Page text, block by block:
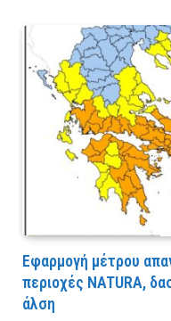
Εφαρμογή μέτρου
περιοχές NATURA,
άλση